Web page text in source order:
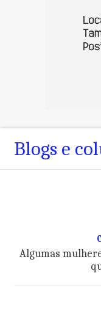
Blogs e
Algumas